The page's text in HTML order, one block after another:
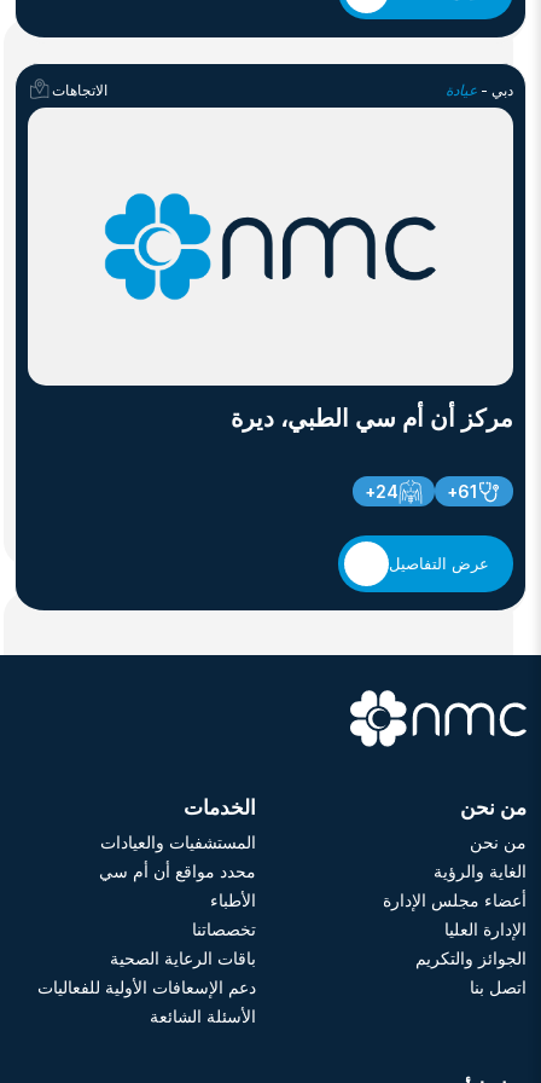
دبي - عيادة الاتجاهات
مركز أن أم سي الطبي، ديرة
61+
24+
عرض التفاصيل
من نحن
من نحن
الغاية والرؤية
أعضاء مجلس الإدارة
الإدارة العليا
الجوائز والتكريم
اتصل بنا
الخدمات
المستشفيات والعيادات
محدد مواقع أن أم سي
الأطباء
تخصصاتنا
باقات الرعاية الصحية
دعم الإسعافات الأولية للفعاليات
الأسئلة الشائعة